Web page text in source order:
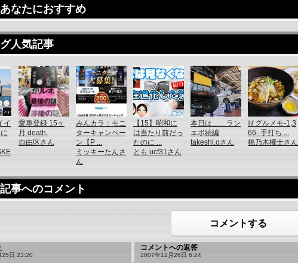
なたにおすすめ
人気記事
イ
愛車登録 15ヶ
月 death.
自由区さん
みんカラ：モニ
ターキャンペー
ン【P ...
ミッキーたんさ
ん
【15】昭和に
は当たり前だっ
たのに ...
とも ucf31さん
本日は……ラン
エボ続編
takeshi.oさん
🥢グルメモ-1,3
66- 手打ち ...
桃乃木權士さん
事へのコメント
コメントする
25日 23:20
コメントへの返答
2007年12月26日 6:24